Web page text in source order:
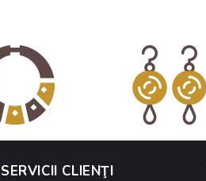
SERVICII CLIENŢI